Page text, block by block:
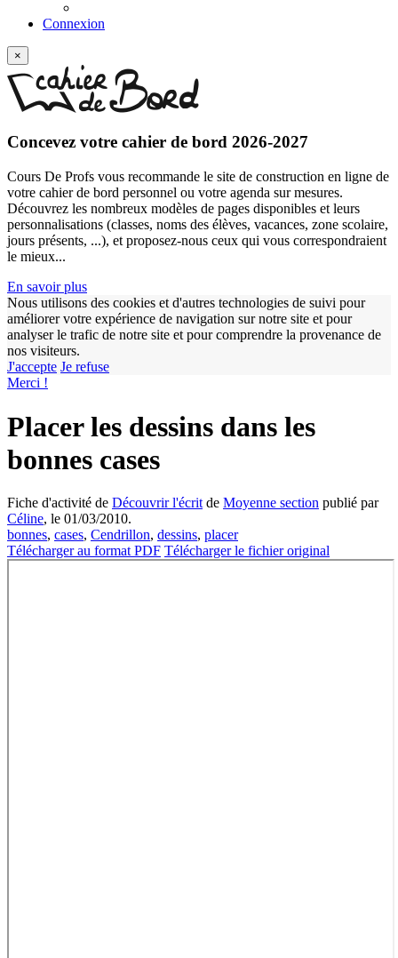
Connexion
×
Concevez votre cahier de bord 2026-2027
Cours De Profs vous recommande le site de construction en ligne de
votre cahier de bord personnel ou votre agenda sur mesures.
Découvrez les nombreux modèles de pages disponibles et leurs
personnalisations (classes, noms des élèves, vacances, zone scolaire,
jours présents, ...), et proposez-nous ceux qui vous correspondraient
le mieux...
En savoir plus
Nous utilisons des cookies et d'autres technologies de suivi pour
améliorer votre expérience de navigation sur notre site et pour
analyser le trafic de notre site et pour comprendre la provenance de
nos visiteurs.
J'accepte Je refuse
Merci !
Placer les dessins dans les
bonnes cases
Fiche d'activité de Découvrir l'écrit de Moyenne section publié par
Céline, le 01/03/2010.
bonnes, cases, Cendrillon, dessins, placer
Télécharger au format PDF Télécharger le fichier original